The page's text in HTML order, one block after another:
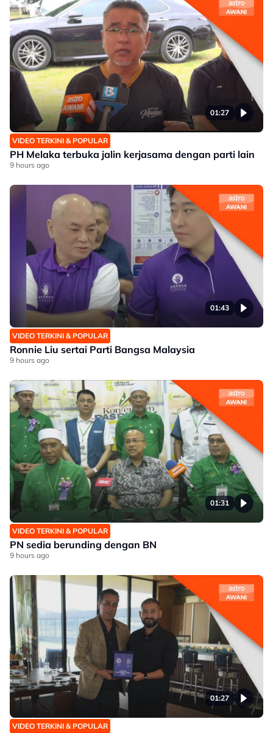
01:27
VIDEO TERKINI & POPULAR
PH Melaka terbuka jalin kerjasama dengan parti lain
9 hours ago
01:43
VIDEO TERKINI & POPULAR
Ronnie Liu sertai Parti Bangsa Malaysia
9 hours ago
01:31
VIDEO TERKINI & POPULAR
PN sedia berunding dengan BN
9 hours ago
01:27
VIDEO TERKINI & POPULAR